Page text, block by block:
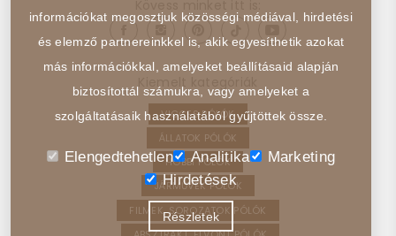
VICCES PÓLÓK
ÁLLATOK PÓLÓK
HOBBI PÓLÓK
JÁRMŰVEK PÓLÓK
FILMEK, SOROZATOK PÓLÓK
információkat megosztjuk közösségi médiával, hirdetési
és elemző partnereinkkel is, akik egyesíthetik azokat
más információkkal, amelyeket beállításaid alapján
biztosítottál számukra, vagy amelyeket a
szolgáltatásaik használatából gyűjtöttek össze.
Elengedtehetlen Analitika
Marketing
Hirdetések
Részletek